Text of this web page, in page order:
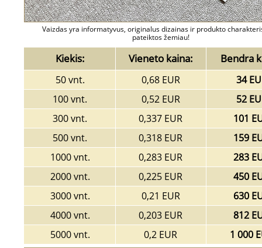
Vaizdas yra informatyvus, originalus dizainas ir produkto
pateiktos žemiau!
Kiekis: Vieneto kaina: Bendra
50 vnt. 0,68 EUR
34
100 vnt.
0,52 EUR
52
300 vnt.
0,337 EUR
101
500 vnt.
0,318 EUR
159
1000 vnt.
0,283 EUR
283
2000 vnt.
0,225 EUR
450
3000 vnt.
0,21 EUR
630
4000 vnt.
0,203 EUR
812
5000 vnt.
0,2 EUR 1 000